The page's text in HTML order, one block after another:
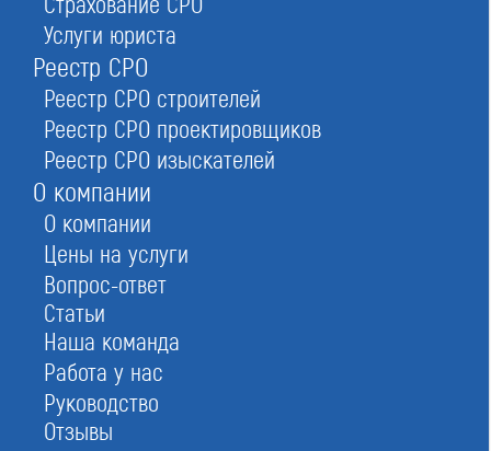
Услуги юриста
Реестр СРО
Реестр СРО строителей
Реестр СРО проектировщиков
Реестр СРО изыскателей
О компании
О компании
Цены на услуги
Вопрос-ответ
Статьи
Наша команда
Работа у нас
Руководство
Отзывы
Условия вступления в Ассоциация
«Стройспецпроект»